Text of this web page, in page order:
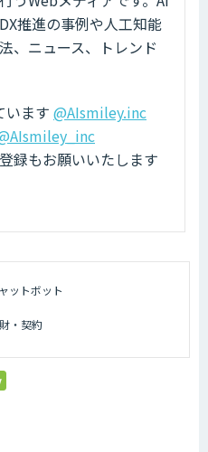
推進の事例や人工知能
、ニュース、トレンド
います @AIsmiley.inc
録もお願いいたします
ットボット
・契約